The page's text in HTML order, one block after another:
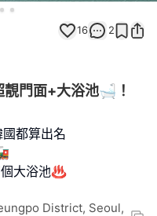
16 2
門面+大浴池🛁！
都算出名
個大浴池♨️
District, Seoul,